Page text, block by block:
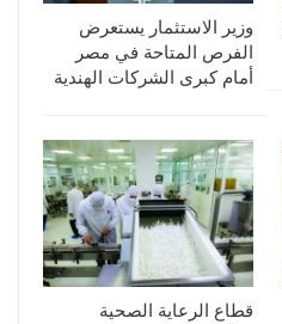
وزير الاستثمار يستعرض
الفرص المتاحة في مصر
أمام كبرى الشركات الهندية
قطاع الرعاية الصحية